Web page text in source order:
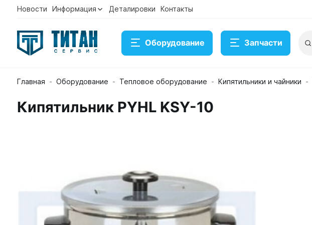
Новости Информация Деталировки Контакты
Оборудование Запчасти
Главная Оборудование Тепловое оборудование Кипятильники и чайники
Консультация
Кипятильник PYHL KSY-10